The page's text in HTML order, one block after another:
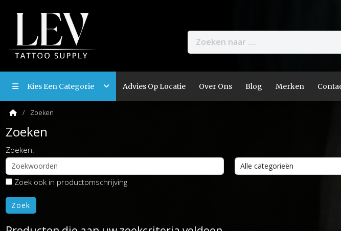
Kies Een Categorie Advies Op Locatie Over Ons Blog Merken
Zoeken
Zoeken
Zoeken:
Zoek ook in productomschrijving